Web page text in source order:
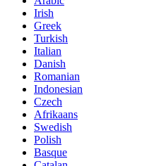
Irish
Greek
Turkish
Italian
Danish
Romanian
Indonesian
Czech
Afrikaans
Swedish
Polish
Basque